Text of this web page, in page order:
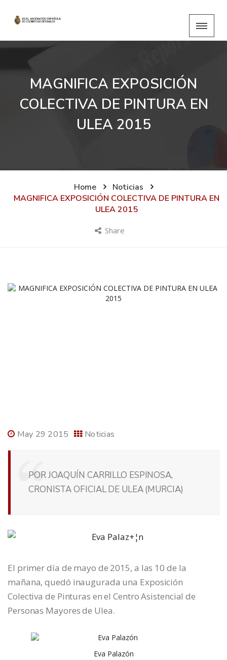
MAGNIFICA EXPOSICIÓN
COLECTIVA DE PINTURA EN
ULEA 2015
Home
Noticias
MAGNIFICA EXPOSICIÓN COLECTIVA DE PINTURA EN
ULEA 2015
Share
May 29 2015 Noticias
POR JOAQUÍN CARRILLO ESPINOSA,
CRONISTA OFICIAL DE ULEA (MURCIA)
El primer día de mayo de 2015, a las 10 de la
mañana, quedó inaugurada una Exposición
Colectiva de Pinturas en el Centro Asistencial de
Personas Mayores de Ulea.
Eva Palazón